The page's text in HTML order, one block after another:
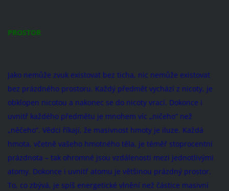
PROSTOR
Jako nemůže zvuk existovat bez ticha, nic nemůže existovat
bez prázdného prostoru. Každý předmět vychází z nicoty, je
obklopen nicotou a nakonec se do nicoty vrací. Dokonce i
uvnitř každého předmětu je mnohem víc „ničeho“ než
„něčeho“. Vědci říkají, že masivnost hmoty je iluze. Každá
hmota, včetně vašeho hmotného těla, je téměř stoprocentní
prázdnota – tak ohromné jsou vzdálenosti mezi jednotlivými
atomy. Dokonce i uvnitř atomu je většinou prázdný prostor.
To, co zbývá, je spíš energetické vlnění než částice masivní